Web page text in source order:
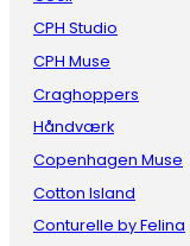
CPH Studio
CPH Muse
Craghoppers
Håndværk
Copenhagen Muse
Cotton Island
Conturelle by Felina